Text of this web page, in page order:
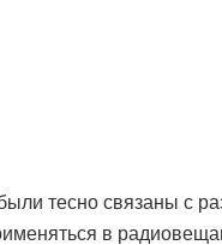
тесно связаны с
в